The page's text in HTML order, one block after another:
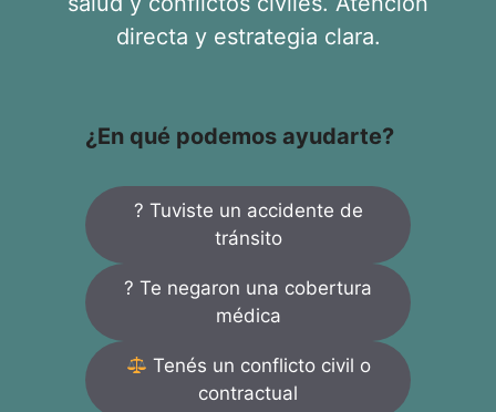
directa y estrategia clara.
¿En qué podemos ayudarte?
? Tuviste un accidente de
tránsito
? Te negaron una cobertura
médica
Tenés un conflicto civil o
contractual